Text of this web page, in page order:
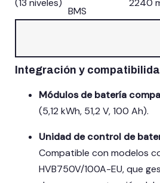
(13 niveles)
BMS
2240
Integración y
Módulos de batería
(5,12 kWh, 51,2 V, 100 Ah).
Unidad de control de
Compatible con modelos
HVB750V/100A-EU, que